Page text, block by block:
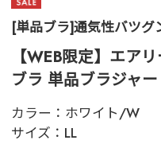
[単品ブラ]通気性バツ
【WEB限定】エア
ブラ 単品ブラジャー
カラー： ホワイト/W
サイズ： LL